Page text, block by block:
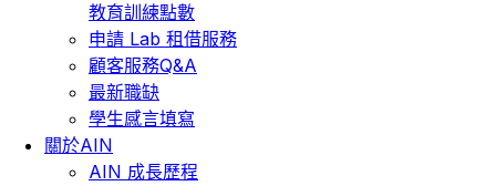
教育訓練點數
申請 Lab 租借服務
顧客服務Q&A
最新職缺
學生感言填寫
關於AIN
AIN 成長歷程